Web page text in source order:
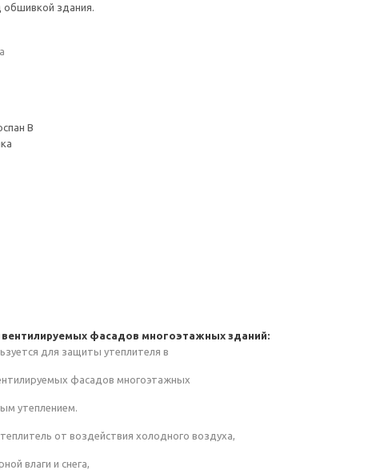
обшивкой здания.
В
вентилируемых фасадов многоэтажных зданий:
для защиты утеплителя в
фасадов многоэтажных
утеплением.
от воздействия холодного воздуха,
влаги и снега,